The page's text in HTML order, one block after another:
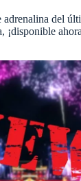
adrenalina del
¡disponible